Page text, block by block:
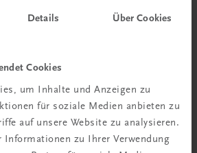
Details Über Cookies
Cookies
um Inhalte und Anzeigen zu
für soziale Medien anbieten zu
auf unsere Website zu analysieren.
Informationen zu Ihrer Verwendung